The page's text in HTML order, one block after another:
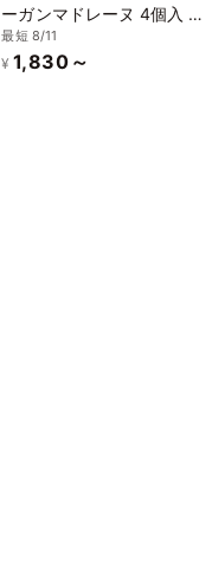
ーガンマドレーヌ 4個入 ア
レルギー対応《ヴィーガン
スイーツ》《グルテンフリ
最短 8/11
¥ 1,830～